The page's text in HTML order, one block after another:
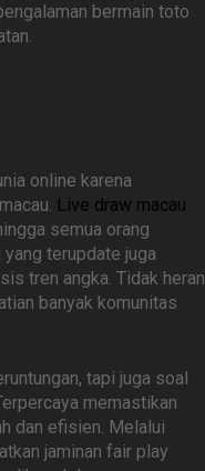
bermain toto
online karena
Live draw macau
semua orang
terupdate juga
tren angka. Tidak heran
banyak komunitas
tapi juga soal
memastikan
dan efisien. Melalui
jaminan fair play